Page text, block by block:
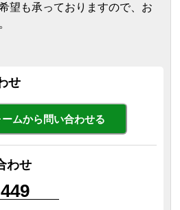
望も承っておりますので、お
せ
ームから問い合わせる
わせ